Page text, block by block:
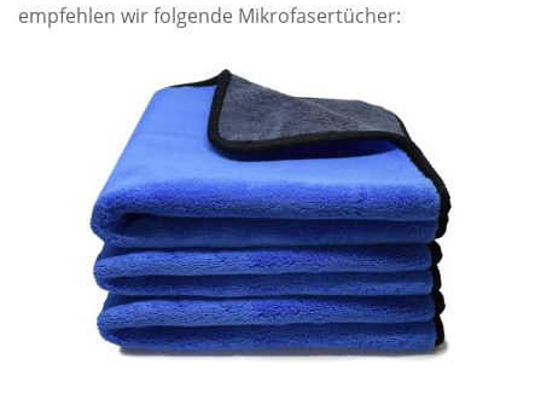
empfehlen wir folgende Mikrofasertücher: